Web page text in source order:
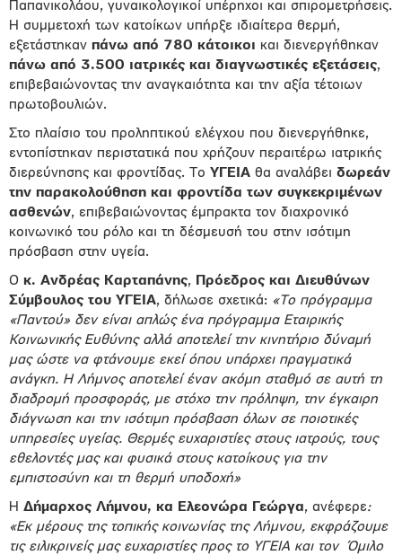
Παπανικολάου, γυναικολογικοί υπέρηχοι και σπιρομετρήσεις.
Η συμμετοχή των κατοίκων υπήρξε ιδιαίτερα θερμή,
εξετάστηκαν πάνω από 780 κάτοικοι και διενεργήθηκαν
πάνω από 3.500 ιατρικές και διαγνωστικές εξετάσεις,
επιβεβαιώνοντας την αναγκαιότητα και την αξία τέτοιων
πρωτοβουλιών.
Στο πλαίσιο του προληπτικού ελέγχου που διενεργήθηκε,
εντοπίστηκαν περιστατικά που χρήζουν περαιτέρω ιατρικής
διερεύνησης και φροντίδας. Το ΥΓΕΙΑ θα αναλάβει δωρεάν
την παρακολούθηση και φροντίδα των συγκεκριμένων
ασθενών, επιβεβαιώνοντας έμπρακτα τον διαχρονικό
κοινωνικό του ρόλο και τη δέσμευσή του στην ισότιμη
πρόσβαση στην υγεία.
Ο κ. Ανδρέας Καρταπάνης, Πρόεδρος και Διευθύνων
Σύμβουλος του ΥΓΕΙΑ, δήλωσε σχετικά: «Το πρόγραμμα
«Παντού» δεν είναι απλώς ένα πρόγραμμα Εταιρικής
Κοινωνικής Ευθύνης αλλά αποτελεί την κινητήριο δύναμή
μας ώστε να φτάνουμε εκεί όπου υπάρχει πραγματικά
ανάγκη. Η Λήμνος αποτελεί έναν ακόμη σταθμό σε αυτή τη
διαδρομή προσφοράς, με στόχο την πρόληψη, την έγκαιρη
διάγνωση και την ισότιμη πρόσβαση όλων σε ποιοτικές
υπηρεσίες υγείας. Θερμές ευχαριστίες στους ιατρούς, τους
εθελοντές μας και φυσικά στους κατοίκους για την
εμπιστοσύνη και τη θερμή υποδοχή»
Η Δήμαρχος Λήμνου, κα Ελεονώρα Γεώργα, ανέφερε:
«Εκ μέρους της τοπικής κοινωνίας της Λήμνου, εκφράζουμε
τις ειλικρινείς μας ευχαριστίες προς το ΥΓΕΙΑ και τον Όμιλο